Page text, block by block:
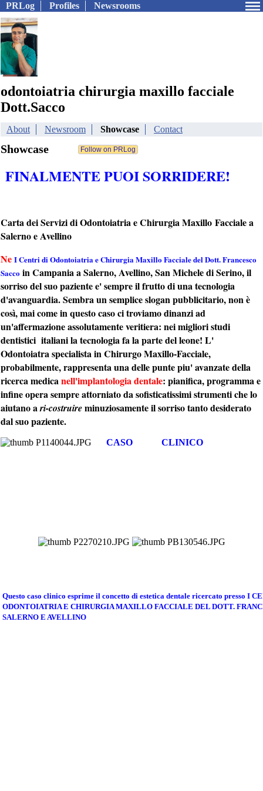
PRLog Profiles Newsrooms
odontoiatria chirurgia maxillo facciale
Dott.Sacco
About Newsroom Showcase Contact
Showcase
FINALMENTE PUOI SORRIDERE!
Carta dei Servizi di Odontoiatria e Chirurgia Maxillo Facciale a
Salerno e Avellino
Ne I Centri di Odontoiatria e Chirurgia Maxillo Facciale del Dott. Francesco
Sacco in Campania a Salerno, Avellino, San Michele di Serino, il
sorriso del suo paziente e' sempre il frutto di una tecnologia
d'avanguardia. Sembra un semplice slogan pubblicitario, non è
così, mai come in questo caso ci troviamo dinanzi ad
un'affermazione assolutamente veritiera: nei migliori studi
dentistici italiani la tecnologia fa la parte del leone! L'
Odontoiatra specialista in Chirurgo Maxillo-Facciale,
probabilmente, rappresenta una delle punte piu' avanzate della
ricerca medicanell'implantologia dentale: pianifica, programma e
infine opera sempre attorniato da sofisticatissimi strumenti che lo
aiutano ari-costruireminuziosamente il sorriso tanto desiderato
dal suo paziente.
CASO CLINICO
Questo caso clinico esprime il concetto di estetica dentale ricercato presso I
ODONTOIATRIA E CHIRURGIA MAXILLO FACCIALE DEL DOTT.
SALERNO E AVELLINO